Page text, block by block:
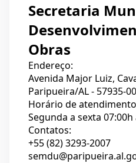
Secretaria
Obras
Endereço:
Avenida Major Luiz,
Paripueira/AL - 57935-
Horário de
Segunda a sexta 07:00h
Contatos:
+55 (82) 3293-2007